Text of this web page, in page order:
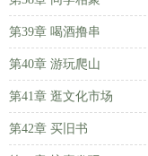
第39章 喝酒撸串
第40章 游玩爬山
第41章 逛文化市场
第42章 买旧书